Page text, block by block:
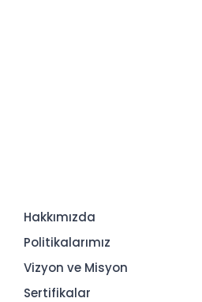
Hakkımızda
Politikalarımız
Vizyon ve Misyon
Sertifikalar